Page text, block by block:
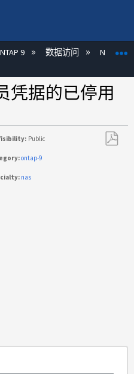
9 数据访问 NAS
凭据的已停用
Public
ontap-9
nas